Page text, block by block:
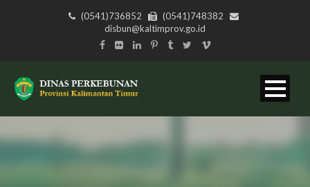
(0541)736852
(0541)748382
disbun@kaltimprov.go.id